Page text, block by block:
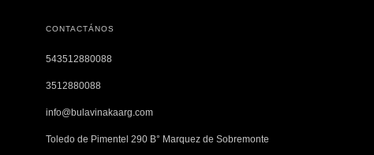
CONTACTÁNOS
543512880088
3512880088
info@bulavinakaarg.com
Toledo de Pimentel 290 B° Marquez de Sobremonte